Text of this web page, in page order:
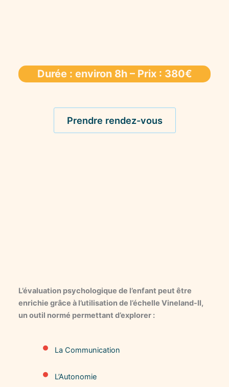
Durée : environ 8h – Prix : 380€
Prendre rendez-vous
L’évaluation psychologique de l’enfant peut être
enrichie grâce à l’utilisation de l’échelle Vineland-II,
un outil normé permettant d’explorer :
• La Communication
• L’Autonomie